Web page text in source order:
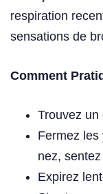
respiration
sensations de
Comment
Trouvez un
Fermez les
nez,
Expirez